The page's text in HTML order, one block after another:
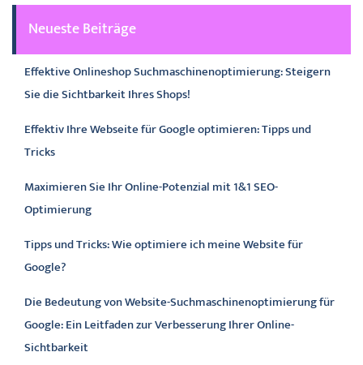
Neueste Beiträge
Effektive Onlineshop Suchmaschinenoptimierung: Steigern
Sie die Sichtbarkeit Ihres Shops!
Effektiv Ihre Webseite für Google optimieren: Tipps und
Tricks
Maximieren Sie Ihr Online-Potenzial mit 1&1 SEO-
Optimierung
Tipps und Tricks: Wie optimiere ich meine Website für
Google?
Die Bedeutung von Website-Suchmaschinenoptimierung für
Google: Ein Leitfaden zur Verbesserung Ihrer Online-
Sichtbarkeit